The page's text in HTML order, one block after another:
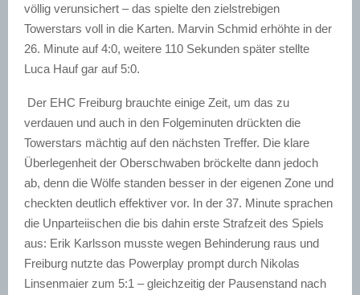
völlig verunsichert – das spielte den zielstrebigen
Towerstars voll in die Karten. Marvin Schmid erhöhte in der
26. Minute auf 4:0, weitere 110 Sekunden später stellte
Luca Hauf gar auf 5:0.
Der EHC Freiburg brauchte einige Zeit, um das zu
verdauen und auch in den Folgeminuten drückten die
Towerstars mächtig auf den nächsten Treffer. Die klare
Überlegenheit der Oberschwaben bröckelte dann jedoch
ab, denn die Wölfe standen besser in der eigenen Zone und
checkten deutlich effektiver vor. In der 37. Minute sprachen
die Unparteiischen die bis dahin erste Strafzeit des Spiels
aus: Erik Karlsson musste wegen Behinderung raus und
Freiburg nutzte das Powerplay prompt durch Nikolas
Linsenmaier zum 5:1 – gleichzeitig der Pausenstand nach